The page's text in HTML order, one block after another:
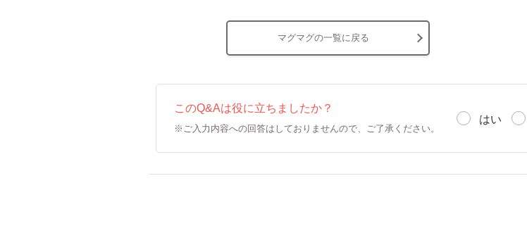
マグマグの一覧に戻る
このQ&Aは役に立ちましたか？
※ご入力内容への回答はしておりませんので、ご了承ください。
はい